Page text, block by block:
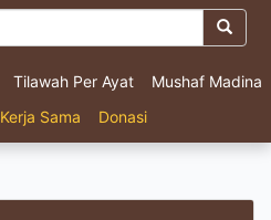
Tilawah Per Ayat
Mushaf Madina
Kerja Sama Donasi